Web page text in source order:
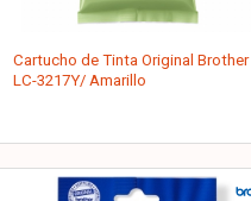
Cartucho de Tinta Original Brother
LC-3217Y/ Amarillo